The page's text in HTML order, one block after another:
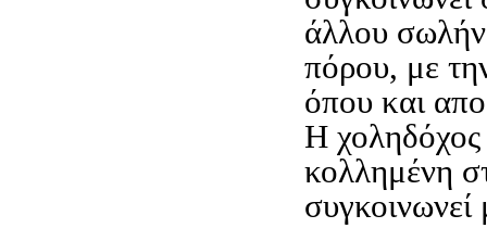
άλλου
πόρου, με
όπου και
Η χοληδόχος
κολλημένη
συγκοινωνεί